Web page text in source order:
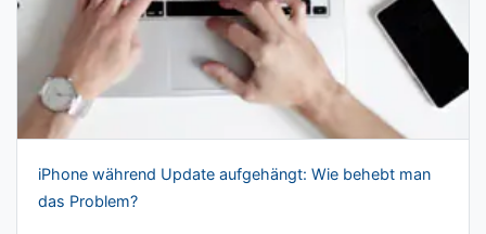
iPhone während Update aufgehängt: Wie behebt man
das Problem?